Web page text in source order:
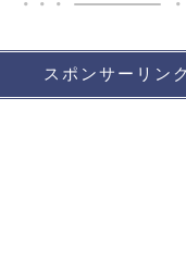
スポンサーリンク